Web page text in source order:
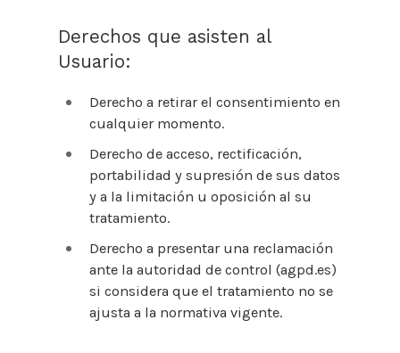
Derechos que asisten al
Usuario:
Derecho a retirar el consentimiento en
cualquier momento.
Derecho de acceso, rectificación,
portabilidad y supresión de sus datos
y a la limitación u oposición al su
tratamiento.
Derecho a presentar una reclamación
ante la autoridad de control (agpd.es)
si considera que el tratamiento no se
ajusta a la normativa vigente.